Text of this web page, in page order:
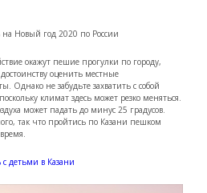
окажут пешие прогулки по городу,
оценить местные
Однако не забудьте захватить с собой
климат здесь может резко меняться.
может падать до минус 25 градусов.
так что пройтись по Казани пешком
с детьми в Казани